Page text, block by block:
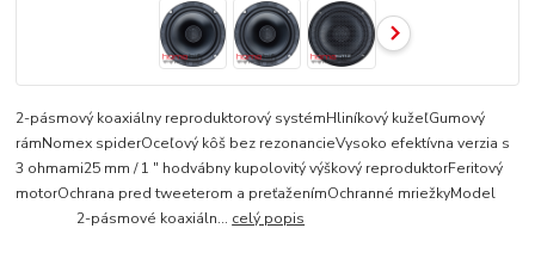
2-pásmový koaxiálny reproduktorový systémHliníkový kužeľGumový
rámNomex spiderOceľový kôš bez rezonancieVysoko efektívna verzia s
3 ohmami25 mm / 1 ″ hodvábny kupolovitý výškový reproduktorFeritový
motorOchrana pred tweeterom a preťaženímOchranné mriežkyModel
2-pásmové koaxiáln... celý popis